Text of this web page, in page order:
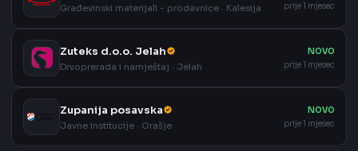
Građevinski materijali - prodavnice · Kalesija
prije 1 mjesec
Zuteks d.o.o. Jelah
Drvoprerada i namještaj · Jelah
NOVO
prije 1 mjesec
Zupanija posavska
Javne institucije · Orašje
NOVO
prije 1 mjesec